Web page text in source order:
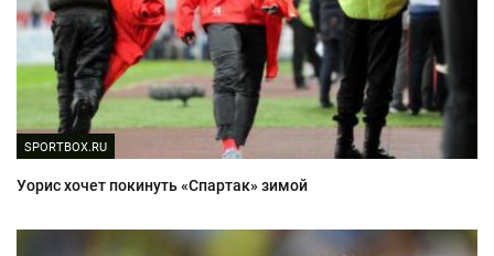
SPORTBOX.RU
Уорис хочет покинуть «Спартак» зимой